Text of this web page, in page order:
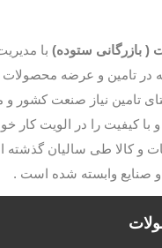
ستوده)با مدیریت
در تامین و عرضه محصولات
نیاز صنعت کشور و
را در الویت کار خود
طی سالیان گذشته
وابسته شده است .